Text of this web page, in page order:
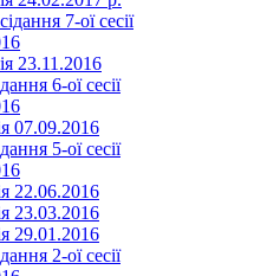
7-ої сесії
23.11.2016
6-ої сесії
07.09.2016
5-ої сесії
22.06.2016
23.03.2016
29.01.2016
2-ої сесії